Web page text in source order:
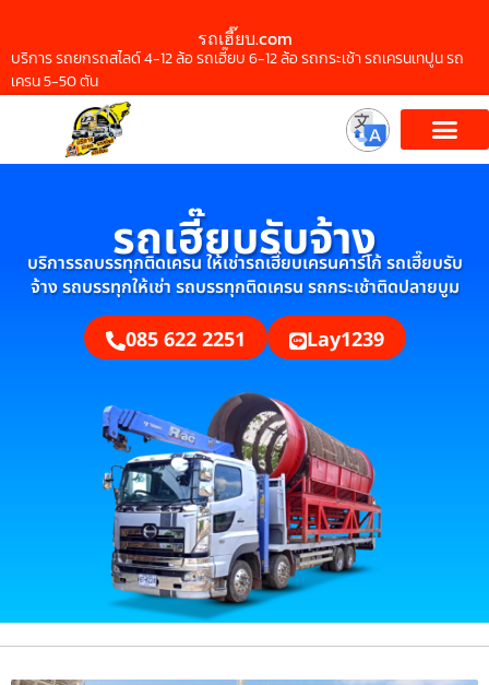
รถเฮี๊ยบ.com
บริการ รถยกรถสไลด์ 4-12 ล้อ รถเฮี๊ยบ 6-12 ล้อ รถกระเช้า รถเครนเทปูน รถ
เครน 5-50 ตัน
รถเฮี๊ยบรับจ้าง
บริการรถบรรทุกติดเครน ให้เช่ารถเฮี๊ยบเครนคาร์โก้ รถเฮี๊ยบรับ
จ้าง รถบรรทุกให้เช่า รถบรรทุกติดเครน รถกระเช้าติดปลายบูม
085 622 2251 Lay1239